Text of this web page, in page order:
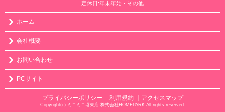
定休日:年末年始・その他
ホーム
会社概要
お問い合わせ
PCサイト
プライバシーポリシー 利用規約 ｜アクセスマップ
Copyright(c) ミニミニ堺東店 株式会社HOMEPARK All rights reserved.